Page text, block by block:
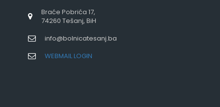
Braće Pobrića 17,
74260 Tešanj, BiH
info@bolnicatesanj.ba
WEBMAIL LOGIN